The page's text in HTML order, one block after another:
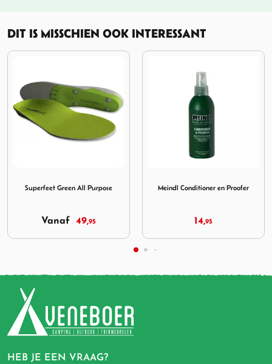
DIT IS MISSCHIEN OOK INTERESSANT
Meindl Conditioner en Proofer
14,95
Meindl Wet Proof
9,
HEB JE EEN VRAAG?